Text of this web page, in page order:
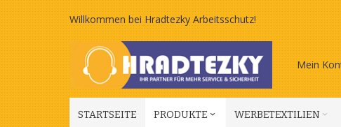
Zum
Inhalt
springen
Willkommen bei Hradtezky Arbeitsschutz!
Mein
STARTSEITE PRODUKTE WERBETEXTILIEN